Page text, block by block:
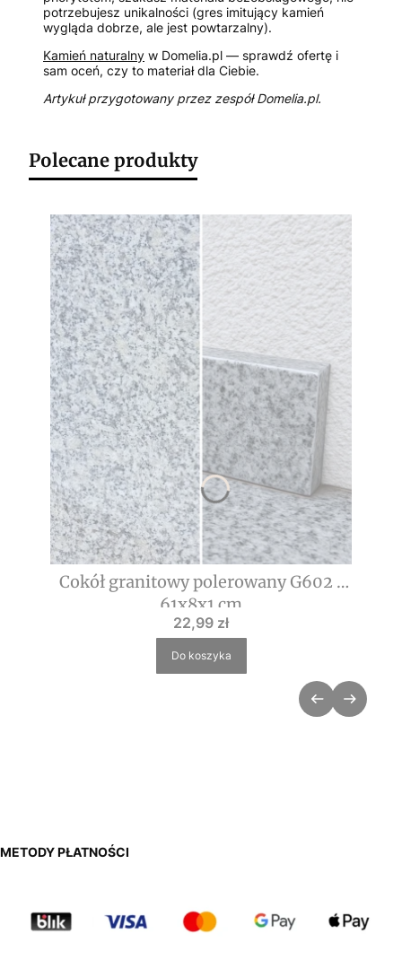
potrzebujesz unikalności (gres imitujący kamień
wygląda dobrze, ale jest powtarzalny).
Kamień naturalny w Domelia.pl — sprawdź ofertę i
sam oceń, czy to materiał dla Ciebie.
Artykuł przygotowany przez zespół Domelia.pl.
Polecane produkty
Cokół granitowy polerowany G602 |
61x8x1 cm
Cena
22,99 zł
Do koszyka
METODY PŁATNOŚCI